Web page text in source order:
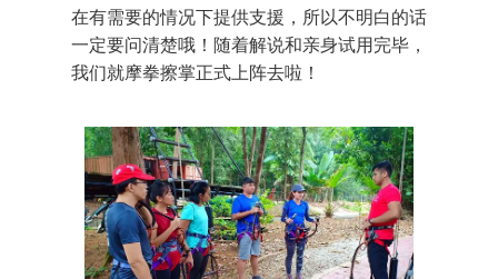
在有需要的情况下提供支援，所以不明白的话
一定要问清楚哦！随着解说和亲身试用完毕，
我们就摩拳擦掌正式上阵去啦！